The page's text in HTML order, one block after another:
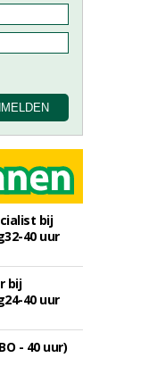
bij
40 uur
bij
40 uur
- 40 uur)